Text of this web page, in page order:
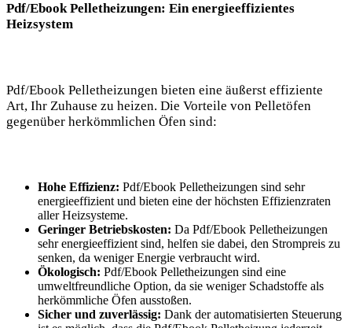
Pdf/Ebook Pelletheizungen: Ein energieeffizientes
Heizsystem
Pdf/Ebook Pelletheizungen bieten eine äußerst effiziente
Art, Ihr Zuhause zu heizen. Die Vorteile von Pelletöfen
gegenüber herkömmlichen Öfen sind:
Hohe Effizienz: Pdf/Ebook Pelletheizungen sind sehr
energieeffizient und bieten eine der höchsten Effizienzraten
aller Heizsysteme.
Geringer Betriebskosten: Da Pdf/Ebook Pelletheizungen
sehr energieeffizient sind, helfen sie dabei, den Strompreis zu
senken, da weniger Energie verbraucht wird.
Ökologisch: Pdf/Ebook Pelletheizungen sind eine
umweltfreundliche Option, da sie weniger Schadstoffe als
herkömmliche Öfen ausstoßen.
Sicher und zuverlässig: Dank der automatisierten Steuerung